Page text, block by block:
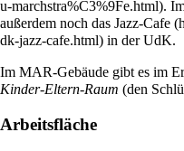
.
außerdem noch das Jazz-Cafe
in der UdK.
Im MAR-Gebäude gibt es im
Kinder-Eltern-Raum (den
Arbeitsfläche